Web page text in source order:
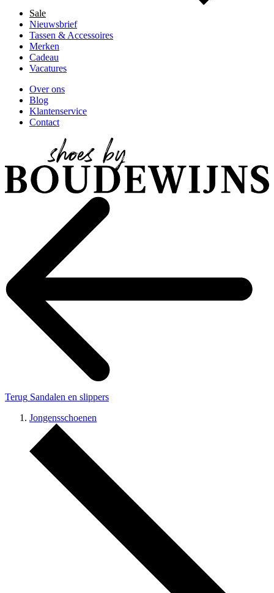
Sale
Nieuwsbrief
Tassen & Accessoires
Merken
Cadeau
Vacatures
Over ons
Blog
Klantenservice
Contact
Terug Sandalen en slippers
Jongensschoenen